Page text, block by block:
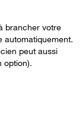
brancher votre
automatiquement.
peut aussi
option).